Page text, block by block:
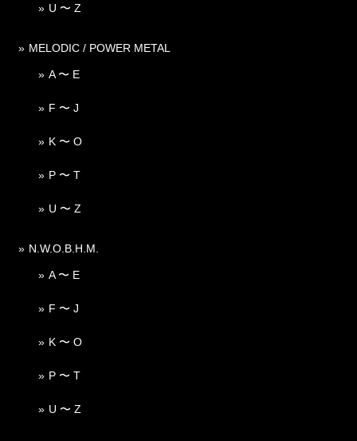
U 〜 Z
MELODIC / POWER METAL
A 〜 E
F 〜 J
K 〜 O
P 〜 T
U 〜 Z
N.W.O.B.H.M.
A 〜 E
F 〜 J
K 〜 O
P 〜 T
U 〜 Z